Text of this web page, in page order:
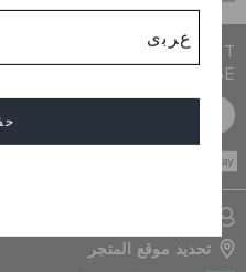
15% OFF ON YOUR NEXT
PURCHASE
تحديد موقع المتجر